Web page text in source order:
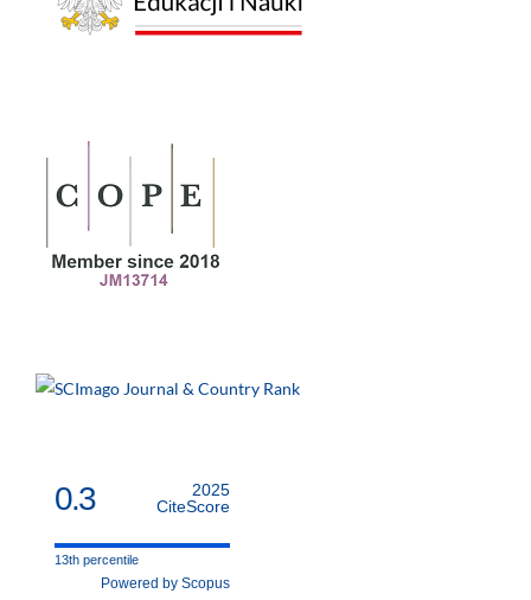
0.3
2025
CiteScore
13th percentile
Powered by Scopus